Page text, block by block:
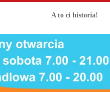
A to ci historia!